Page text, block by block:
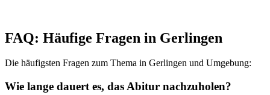
FAQ: Häufige Fragen in Gerlingen
Die häufigsten Fragen zum Thema in Gerlingen und Umgebung:
Wie lange dauert es, das Abitur nachzuholen?